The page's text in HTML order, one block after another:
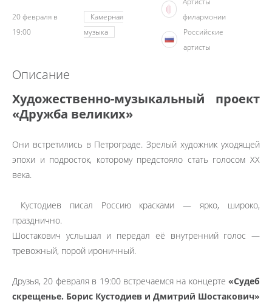
20 февраля в
19:00
Камерная
музыка
филармонии
Российские
артисты
Описание
Художественно-музыкальный проект
«Дружба великих»
Они встретились в Петрограде. Зрелый художник уходящей
эпохи и подросток, которому предстояло стать голосом XX
века.
Кустодиев писал Россию красками — ярко, широко,
празднично.
Шостакович услышал и передал её внутренний голос —
тревожный, порой ироничный.
Друзья, 20 февраля в 19:00 встречаемся на концерте «Судеб
скрещенье. Борис Кустодиев и Дмитрий Шостакович»